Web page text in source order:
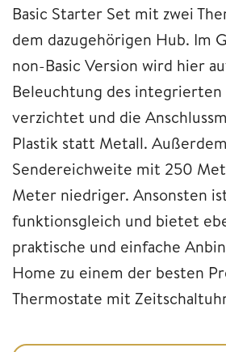
Basic Starter Set mit zwei
dem dazugehörigen Hub. Im
non-Basic Version wird hier
Beleuchtung des integrierten
verzichtet und die
Plastik statt Metall.
Sendereichweite mit 250
Meter niedriger. Ansonsten
funktionsgleich und bietet
praktische und einfache
Home zu einem der besten
Thermostate mit